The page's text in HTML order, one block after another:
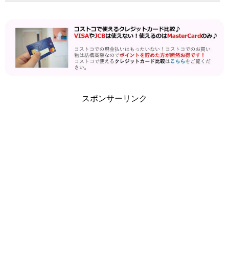
スポンサーリンク